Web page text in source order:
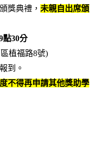
獎典禮， 未親自出席頒
點30分
植福路8號)
到。
不得再申請其他獎助學